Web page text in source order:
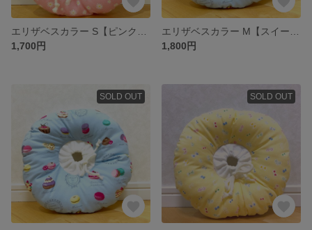
1,700円
1,800円
SOLD OUT SOLD OUT